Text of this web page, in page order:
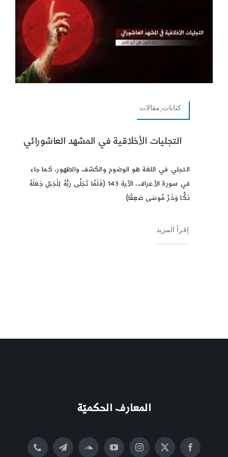
كتابات,مقالات
التجليات الأخلاقية في المشهد العاشورائي
التجلي في اللغة هو الوضوح والكشف والظهور، كما جاء
في سورة الأعراف، الآية 143 ﴿فَلَمَّا تَجَلَّى رَبُّهُ لِلْجَبَلِ جَعَلَهُ
دَكًّا وَخَرَّ مُوسَى صَعِقًا﴾
إقرأ المزيد
المعارف الحكميّة